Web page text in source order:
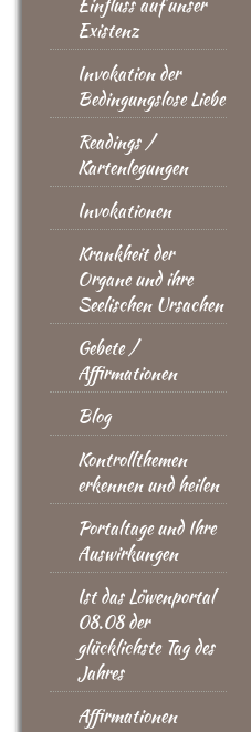
Existenz
Invokation der
Bedingungslose Liebe
Readings /
Kartenlegungen
Invokationen
Krankheit der
Organe und ihre
Seelischen Ursachen
Gebete /
Affirmationen
Blog
Kontrollthemen
erkennen und heilen
Portaltage und Ihre
Auswirkungen
Ist das Löwenportal
08.08 der
glücklichste Tag des
Jahres
Affirmationen